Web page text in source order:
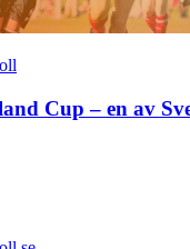
Cup – en av